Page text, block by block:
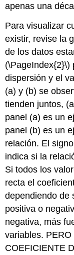
apenas una
Para visualizar
existir, revise la
de los datos
(\PageIndex{2}\)
dispersión y el
(a) y (b) se
tienden juntos,
panel (a) es un
panel (b) es un
relación. El
indica si la
Si todos los
recta el
dependiendo de
positiva o
negativa, más
variables.
COEFICIENTE